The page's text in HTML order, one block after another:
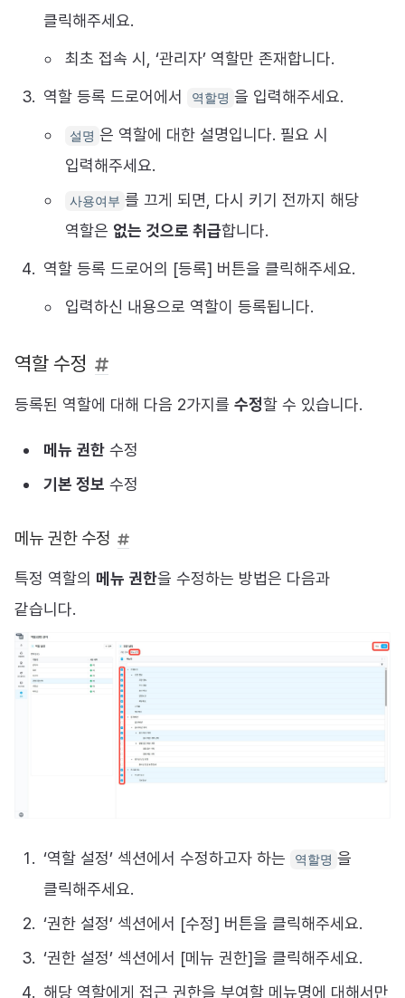
클릭해주세요.
최초 접속 시, ‘관리자’ 역할만 존재합니다.
역할 등록 드로어에서
역할명 을 입력해주세요.
설명 은 역할에 대한 설명입니다. 필요 시
입력해주세요.
사용여부 를 끄게 되면, 다시 키기 전까지 해당
역할은 없는 것으로 취급합니다.
역할 등록 드로어의 [등록] 버튼을 클릭해주세요.
입력하신 내용으로 역할이 등록됩니다.
역할 수정
등록된 역할에 대해 다음 2가지를 수정할 수 있습니다.
메뉴 권한 수정
기본 정보 수정
메뉴 권한 수정
특정 역할의 메뉴 권한을 수정하는 방법은 다음과
같습니다.
‘역할 설정’ 섹션에서 수정하고자 하는 역할명 을
클릭해주세요.
‘권한 설정’ 섹션에서 [수정] 버튼을 클릭해주세요.
‘권한 설정’ 섹션에서 [메뉴 권한]을 클릭해주세요.
해당 역할에게 접근 권한을 부여할 메뉴명에 대해서만